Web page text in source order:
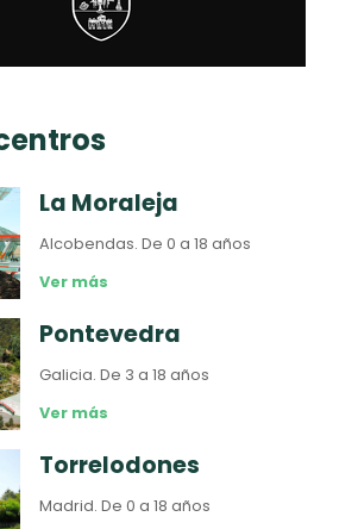
La Moraleja
Alcobendas.De 0 a 18 años
Ver más
Pontevedra
Galicia.De 3 a 18 años
Ver más
Torrelodones
Madrid.De 0 a 18 años